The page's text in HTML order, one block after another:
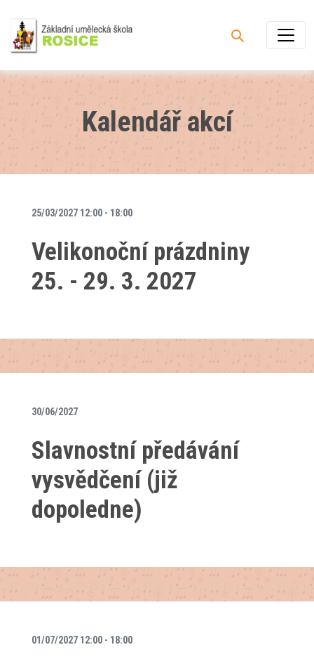
Kalendář akcí
25/03/2027 12:00 - 18:00
Velikonoční prázdniny
25. - 29. 3. 2027
30/06/2027
Slavnostní předávání
vysvědčení (již
dopoledne)
01/07/2027 12:00 - 18:00